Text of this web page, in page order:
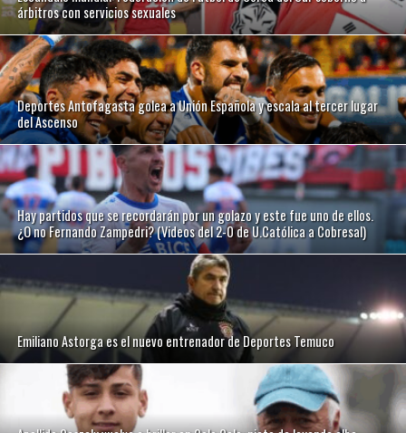
árbitros con servicios sexuales
Deportes Antofagasta golea a Unión Española y escala al tercer lugar
del Ascenso
Hay partidos que se recordarán por un golazo y este fue uno de ellos.
¿O no Fernando Zampedri? (Videos del 2-0 de U.Católica a Cobresal)
Emiliano Astorga es el nuevo entrenador de Deportes Temuco